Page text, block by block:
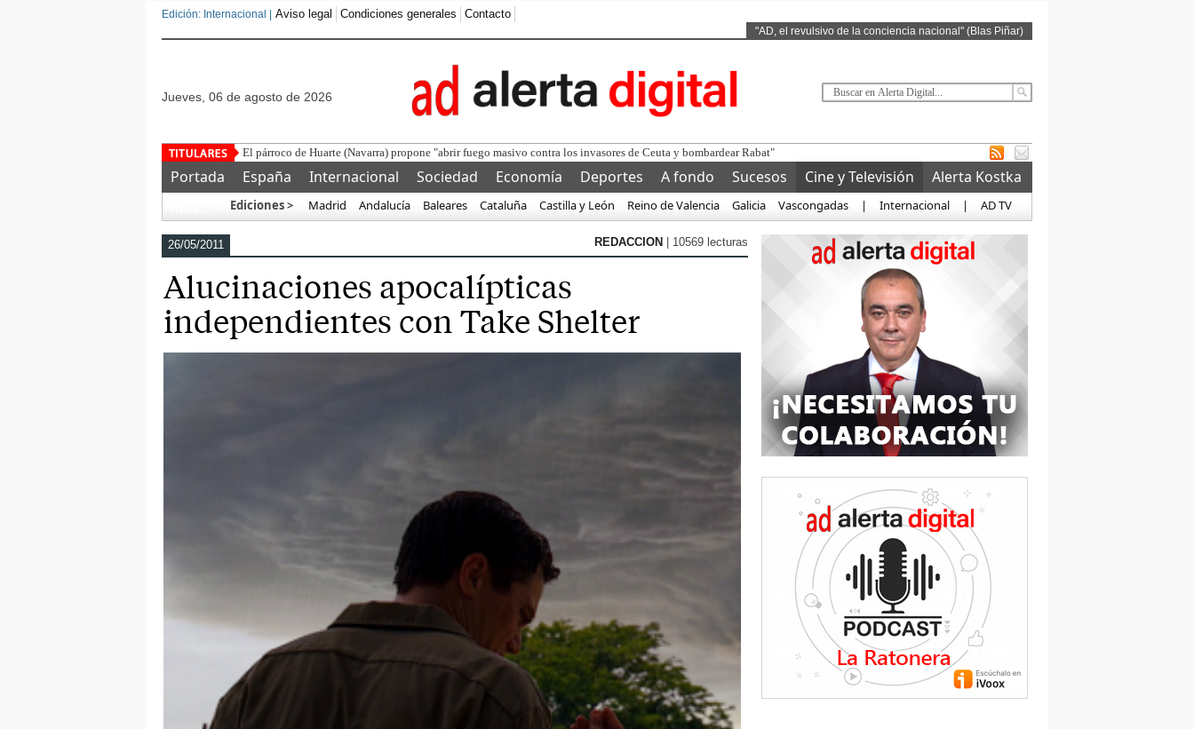
Edición: Internacional | Aviso legal Condiciones generales Contacto
"AD, el revulsivo de la conciencia nacional" (Blas Piñar)
jueves, 06 de agosto de 2026
Geopol
Portada España Internacional Sociedad Economía Deportes A fondo Sucesos Cine y Televisión
Alerta Kostka
Ediciones > Madrid Andalucía Baleares Cataluña Castilla y León Reino de Valencia Galicia Vascongadas | Internacional | AD TV
26/05/2011 REDACCION | 10569 lecturas
Alucinaciones apocalípticas
independientes con Take Shelter